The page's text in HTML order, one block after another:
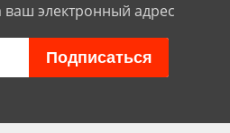
электронный адрес